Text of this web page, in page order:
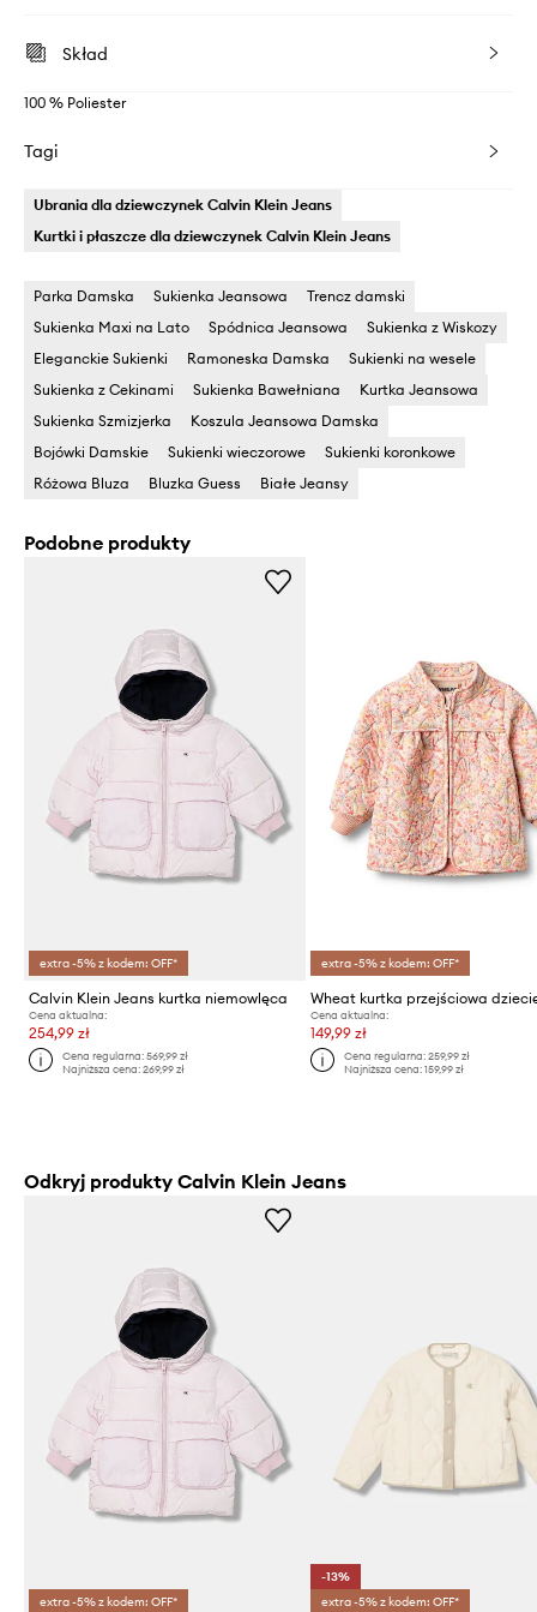
Skład
100 % Poliester
Tagi
Ubrania dla dziewczynek Calvin Klein Jeans
Kurtki i płaszcze dla dziewczynek Calvin Klein Jeans
Parka Damska Sukienka Jeansowa
Trencz damski
Sukienka Maxi na Lato
Spódnica Jeansowa
Sukienka z Wiskozy
Eleganckie Sukienki
Ramoneska Damska
Sukienki na wesele
Sukienka z Cekinami
Sukienka Bawełniana
Kurtka Jeansowa
Sukienka Szmizjerka
Koszula Jeansowa Damska
Bojówki Damskie
Sukienki wieczorowe
Sukienki koronkowe
Różowa Bluza
Bluzka Guess Białe Jeansy
Podobne produkty
extra -5% z kodem: OFF*
Calvin Klein Jeans kurtka niemowlęca
Cena aktualna:
254,99 zł
Cena regularna:569,99 zł
Najniższa cena:269,99 zł
extra -5% z kodem: OFF*
Wheat kurtka przejściowa
Cena aktualna:
149,99 zł
Cena regularna: 259,99 zł
Najniższa cena: 159,99 zł
Odkryj produkty Calvin Klein Jeans
extra -5% z kodem: OFF*
-13%
extra -5% z kodem: OFF*